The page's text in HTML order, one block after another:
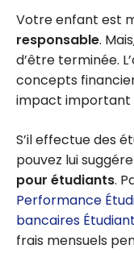
Votre enfant est
responsable.
d’être terminée.
concepts
impact important
S’il effectue des
pouvez lui
pour étudiants.
Performance
bancaires
frais mensuels